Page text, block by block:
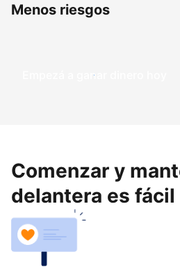
Menos riesgos
Empezá a ganar dinero hoy
Comenzar y
delantera es fácil